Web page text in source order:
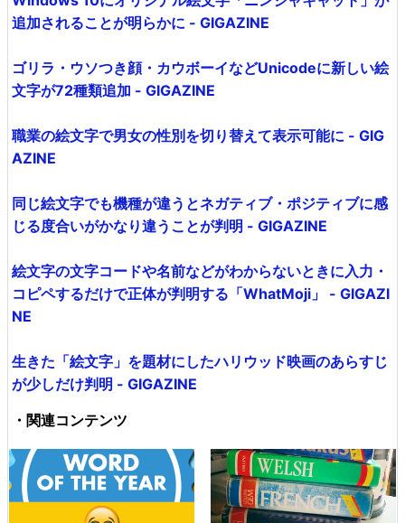
追加されることが明らかに - GIGAZINE
ゴリラ・ウソつき顔・カウボーイなどUnicodeに新しい絵
文字が72種類追加 - GIGAZINE
職業の絵文字で男女の性別を切り替えて表示可能に - GIG
AZINE
同じ絵文字でも機種が違うとネガティブ・ポジティブに感
じる度合いがかなり違うことが判明 - GIGAZINE
絵文字の文字コードや名前などがわからないときに入力・
コピペするだけで正体が判明する「WhatMoji」 - GIGAZI
NE
生きた「絵文字」を題材にしたハリウッド映画のあらすじ
が少しだけ判明 - GIGAZINE
・関連コンテンツ